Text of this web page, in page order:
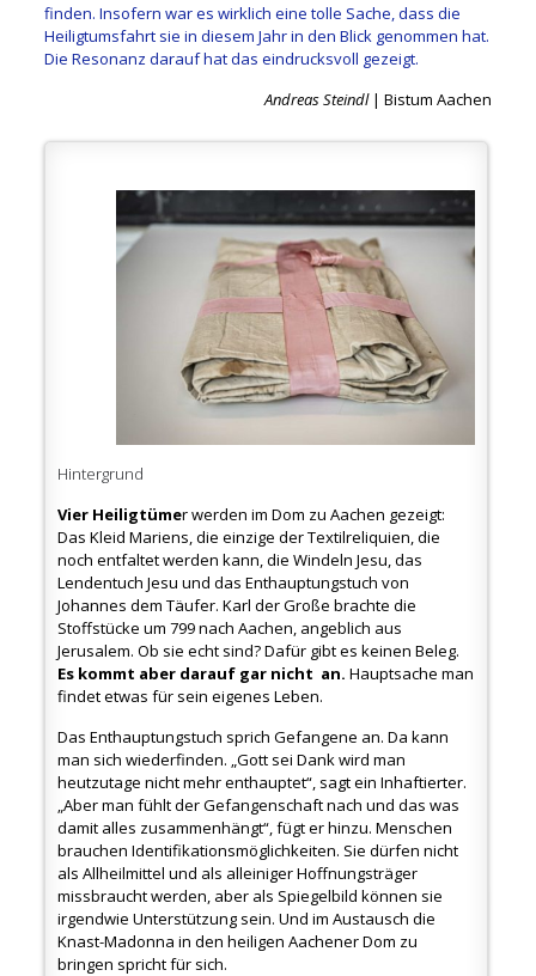
finden. Insofern war es wirklich eine tolle Sache, dass die
Heiligtumsfahrt sie in diesem Jahr in den Blick genommen hat.
Die Resonanz darauf hat das eindrucksvoll gezeigt.
Andreas Steindl| Bistum Aachen
Hintergrund
Vier Heiligtümer werden im Dom zu Aachen gezeigt:
Das Kleid Mariens, die einzige der Textilreliquien, die
noch entfaltet werden kann, die Windeln Jesu, das
Lendentuch Jesu und das Enthauptungstuch von
Johannes dem Täufer. Karl der Große brachte die
Stoffstücke um 799 nach Aachen, angeblich aus
Jerusalem. Ob sie echt sind? Dafür gibt es keinen Beleg.
Es kommt aber darauf gar nicht an. Hauptsache man
findet etwas für sein eigenes Leben.
Das Enthauptungstuch sprich Gefangene an. Da kann
man sich wiederfinden. „Gott sei Dank wird man
heutzutage nicht mehr enthauptet“, sagt ein Inhaftierter.
„Aber man fühlt der Gefangenschaft nach und das was
damit alles zusammenhängt“, fügt er hinzu. Menschen
brauchen Identifikationsmöglichkeiten. Sie dürfen nicht
als Allheilmittel und als alleiniger Hoffnungsträger
missbraucht werden, aber als Spiegelbild können sie
irgendwie Unterstützung sein. Und im Austausch die
Knast-Madonna in den heiligen Aachener Dom zu
bringen spricht für sich.